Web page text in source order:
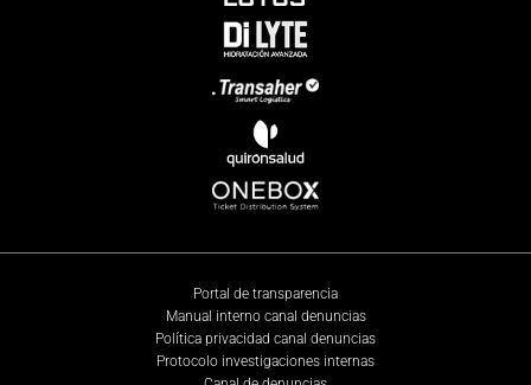
Portal de transparencia
Manual interno canal denuncias
Política privacidad canal denuncias
Protocolo investigaciones internas